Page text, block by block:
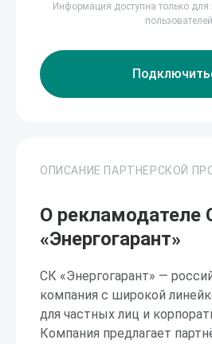
Информация доступна только для
пользователей
ОПИСАНИЕ ПАРТНЕРСКОЙ
О рекламодателе
«Энергогарант»
СК «Энергогарант» —
компания с широкой
для частных лиц и
Компания предлагает